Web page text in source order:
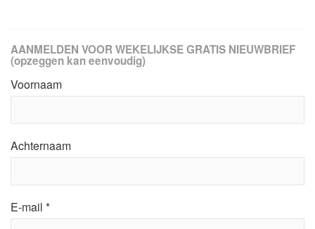
AANMELDEN VOOR WEKELIJKSE GRATIS NIEUWBRIEF
(opzeggen kan eenvoudig)
Voornaam
Achternaam
E-mail *